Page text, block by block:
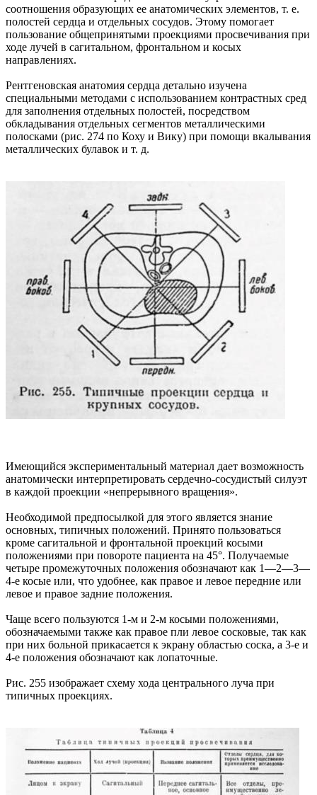
соотношения образующих ее анатомических элементов, т. е.
полостей сердца и отдельных сосудов. Этому помогает
пользование общепринятыми проекциями просвечивания при
ходе лучей в сагитальном, фронтальном и косых
направлениях.
Рентгеновская анатомия сердца детально изучена
специальными методами с использованием контрастных сред
для заполнения отдельных полостей, посредством
обкладывания отдельных сегментов металлическими
полосками (рис. 274 по Коху и Вику) при помощи вкалывания
металлических булавок и т. д.
Имеющийся экспериментальный материал дает возможность
анатомически интерпретировать сердечно-сосудистый силуэт
в каждой проекции «непрерывного вращения».
Необходимой предпосылкой для этого является знание
основных, типичных положений. Принято пользоваться
кроме сагитальной и фронтальной проекций косыми
положениями при повороте пациента на 45°. Получаемые
четыре промежуточных положения обозначают как 1—2—3—
4-е косые или, что удобнее, как правое и левое передние или
левое и правое задние положения.
Чаще всего пользуются 1-м и 2-м косыми положениями,
обозначаемыми также как правое пли левое сосковые, так как
при них больной прикасается к экрану областью соска, а 3-е и
4-е положения обозначают как лопаточные.
Рис. 255 изображает схему хода центрального луча при
типичных проекциях.